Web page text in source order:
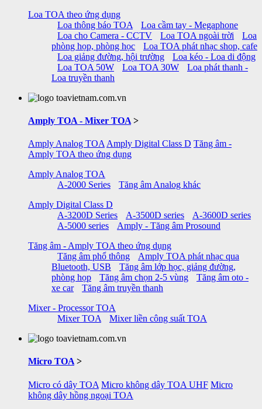
Loa TOA theo ứng dụng
Loa thông báo TOA
Loa cầm tay - Megaphone
Loa cho Camera - CCTV
Loa TOA ngoài trời
Loa
phòng họp, phòng học
Loa TOA phát nhạc shop, cafe
Loa giảng đường, hội trường
Loa kéo - Loa di động
Loa TOA 50W
Loa TOA 30W
Loa phát thanh -
Loa truyền thanh
Amply TOA - Mixer TOA >
Amply Analog TOA Amply Digital Class D Tăng âm -
Amply TOA theo ứng dụng
Amply Analog TOA
A-2000 Series
Tăng âm Analog khác
Amply Digital Class D
A-3200D Series
A-3500D series
A-3600D series
A-5000 series
Amply - Tăng âm Prosound
Tăng âm - Amply TOA theo ứng dụng
Tăng âm phổ thông
Amply TOA phát nhạc qua
Bluetooth, USB
Tăng âm lớp học, giảng đường,
phòng họp
Tăng âm chọn 2-5 vùng
Tăng âm oto -
xe car
Tăng âm truyền thanh
Mixer - Processor TOA
Mixer TOA
Mixer liền công suất TOA
Micro TOA >
Micro có dây TOA Micro không dây TOA UHF Micro
không dây hồng ngoại TOA